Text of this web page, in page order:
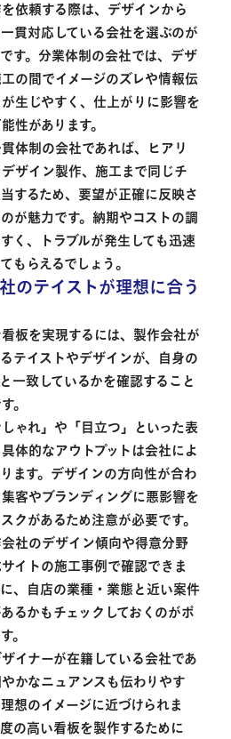
依頼する際は、 デザインから
貫対応している会社を選ぶのが
です。分業体制の会社では、デザ
の間でイメージのズレや情報伝
生じやすく、仕上がりに影響を
性があります。
体制の会社であれば、ヒアリ
ザイン製作、施工まで同じチ
するため、要望が正確に反映さ
が魅力です。納期やコストの調
く、トラブルが発生しても迅速
もらえるでしょう。
のテイストが理想に合う
板を実現するには、 製作会社が
テイストやデザインが、自身の
一致しているかを確認すること
。
ゃれ」や「目立つ」といった表
体的なアウトプットは会社によ
ます。デザインの方向性が合わ
客やブランディングに悪影響を
クがあるため注意が必要です。
社のデザイン傾向や得意分野
イトの施工事例で確認できま
、自店の業種・業態と近い案件
るかもチェックしておくのがポ
。
イナーが在籍している会社であ
かなニュアンスも伝わりやす
想のイメージに近づけられま
の高い看板を製作するために